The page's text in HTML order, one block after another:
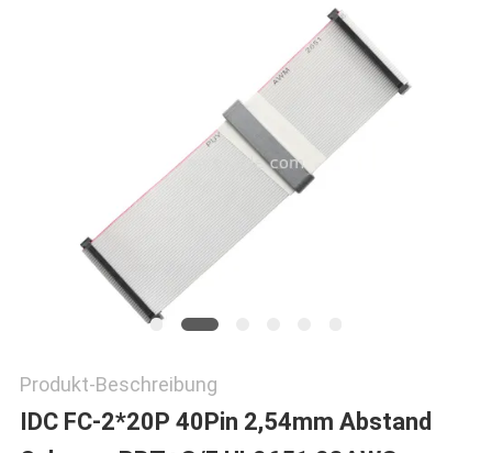
DATENSCHUTZRICHTLINIE
Produkt-Beschreibung
IDC FC-2*20P 40Pin 2,54mm Abstand